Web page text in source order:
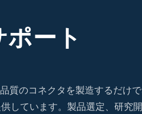
ート
品質のコネクタを製造するだけ
しています。製品選定、研究